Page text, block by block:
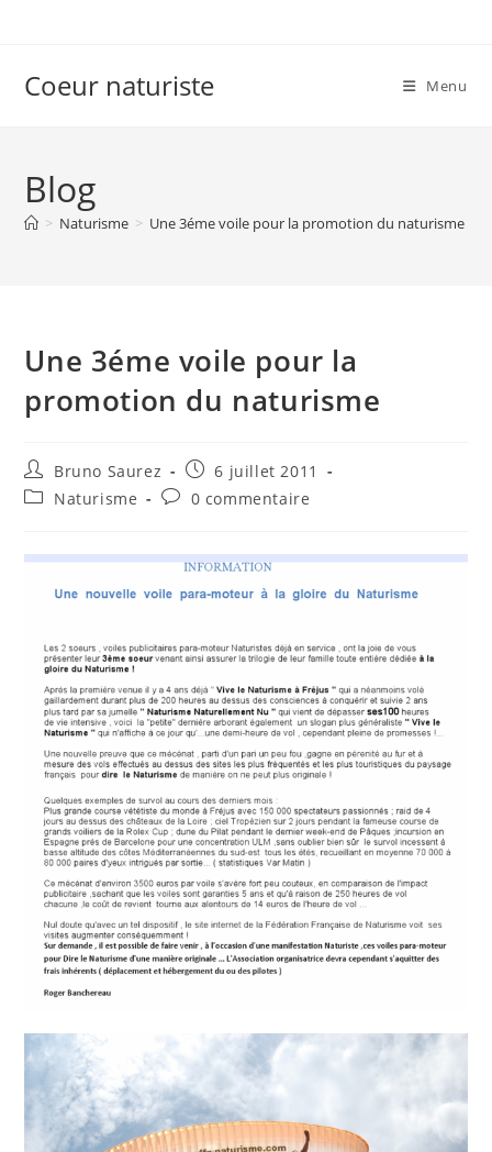
Coeur naturiste Menu
Blog
> Naturisme > Une 3éme voile pour la promotion du naturisme
Une 3éme voile pour la
promotion du naturisme
Auteur/autrice
de
la
Bruno Saurez
Publication
publiée :
6 juillet 2011
PostNaturisme
Commentaires
publication :
0 commentaire